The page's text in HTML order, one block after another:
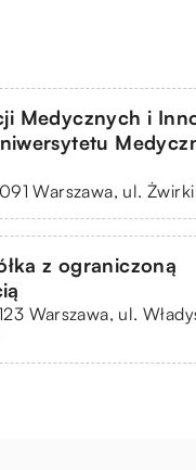
Medycznych i
Warszawa, ul.
z ograniczoną
Warszawa, ul.